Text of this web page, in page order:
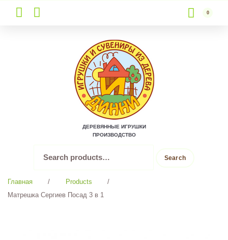
to
content
0
ДЕРЕВЯННЫЕ ИГРУШКИ
ПРОИЗВОДСТВО
for:
Search
Главная / Products
/
Матрешка Сергиев Посад 3 в 1